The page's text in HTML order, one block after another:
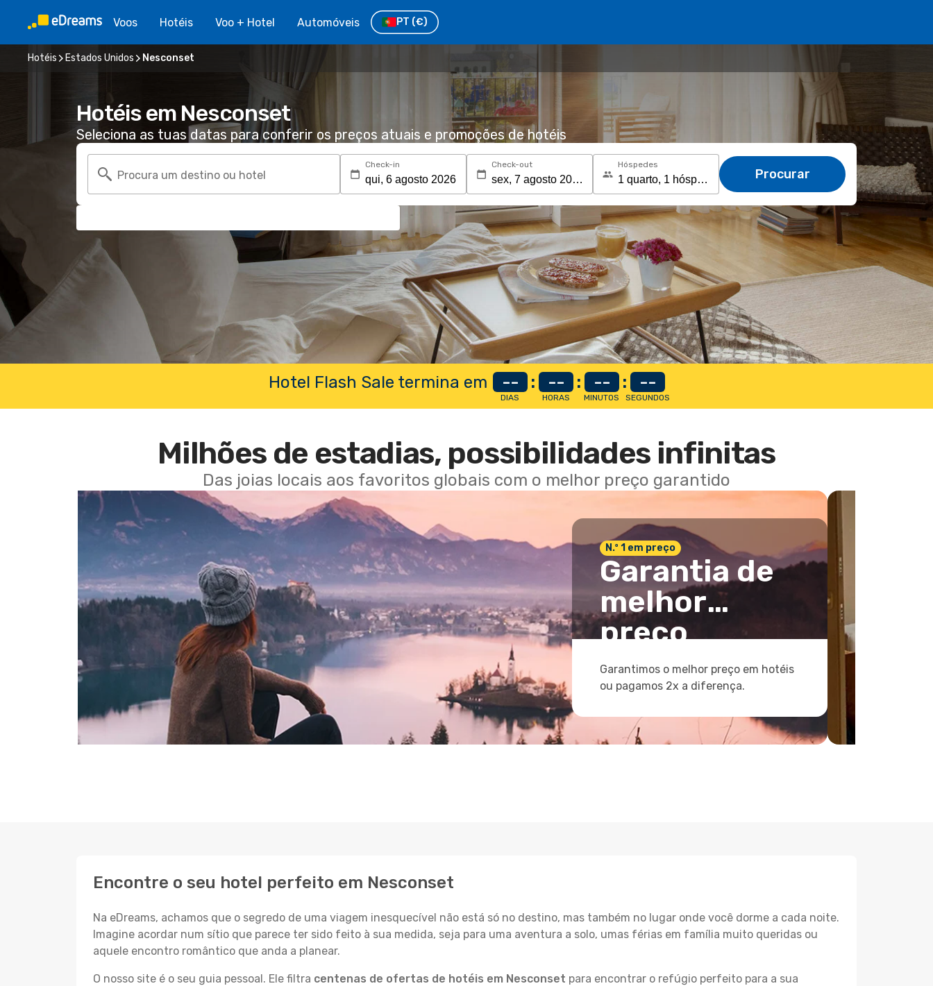
Voos Hotéis Voo + Hotel Automóveis PT (€)
Hotéis Estados Unidos Nesconset
Hotéis em Nesconset
Seleciona as tuas datas para conferir os preços atuais e promoções de hotéis
Procura um destino ou hotel
Check-in Check-out Hóspedes
Procurar
Hotel Flash Sale termina em --
DIAS
: --
HORAS
: --
MINUTOS
: --
SEGUNDOS
Milhões de estadias, possibilidades infinitas
Das joias locais aos favoritos globais com o melhor preço garantido
N.º 1 em preço
Garantia de
melhor
preço
Garantimos o melhor preço em hotéis
ou pagamos 2x a diferença.
Encontre o seu hotel perfeito em Nesconset
Na eDreams, achamos que o segredo de uma viagem inesquecível não está só no destino, mas também no lugar onde você dorme a cada noite.
Imagine acordar num sítio que parece ter sido feito à sua medida, seja para uma aventura a solo, umas férias em família muito queridas ou
aquele encontro romântico que anda a planear.
O nosso site é o seu guia pessoal. Ele filtra centenas de ofertas de hotéis em Nesconset para encontrar o refúgio perfeito para a sua